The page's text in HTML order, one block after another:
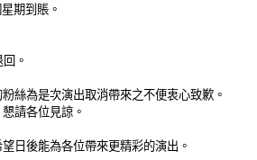
期到賬。
。
絲為是次演出取消帶來之不便衷心致歉。
請各位見諒。
日後能為各位帶來更精彩的演出。